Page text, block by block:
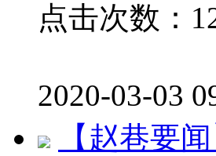
点击次数：
2020-03-03
【赵巷要